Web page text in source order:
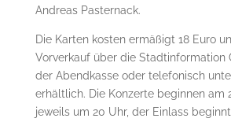
Andreas Pasternack.
Die Karten kosten ermäßigt 18 Euro
Vorverkauf über die Stadtinformation
der Abendkasse oder telefonisch
erhältlich. Die Konzerte beginnen am
jeweils um 20 Uhr, der Einlass